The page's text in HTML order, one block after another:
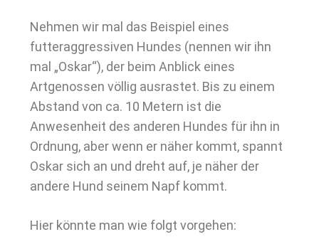
Nehmen wir mal das Beispiel eines
futteraggressiven Hundes (nennen wir ihn
mal „Oskar“), der beim Anblick eines
Artgenossen völlig ausrastet. Bis zu einem
Abstand von ca. 10 Metern ist die
Anwesenheit des anderen Hundes für ihn in
Ordnung, aber wenn er näher kommt, spannt
Oskar sich an und dreht auf, je näher der
andere Hund seinem Napf kommt.
Hier könnte man wie folgt vorgehen: